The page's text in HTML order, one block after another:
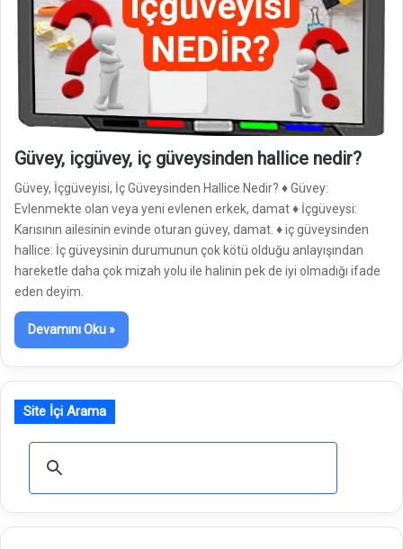
Güvey, içgüvey, iç güveysinden hallice nedir?
Güvey, İçgüveyisi, İç Güveysinden Hallice Nedir? ♦ Güvey:
Evlenmekte olan veya yeni evlenen erkek, damat ♦ İçgüveysi:
Karısının ailesinin evinde oturan güvey, damat. ♦ iç güveysinden
hallice: İç güveysinin durumunun çok kötü olduğu anlayışından
hareketle daha çok mizah yolu ile halinin pek de iyi olmadığı ifade
eden deyim.
Devamını Oku »
Site İçi Arama